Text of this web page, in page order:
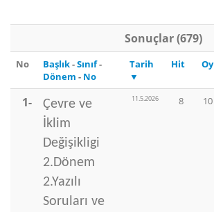
Sonuçlar (679)
No Başlık-Sınıf-
Dönem - No
Tarih
▼
Hit Oy
1-
Çevre ve
İklim
Değişikligi
2.Dönem
2.Yazılı
Soruları ve
11.5.2026 8 10